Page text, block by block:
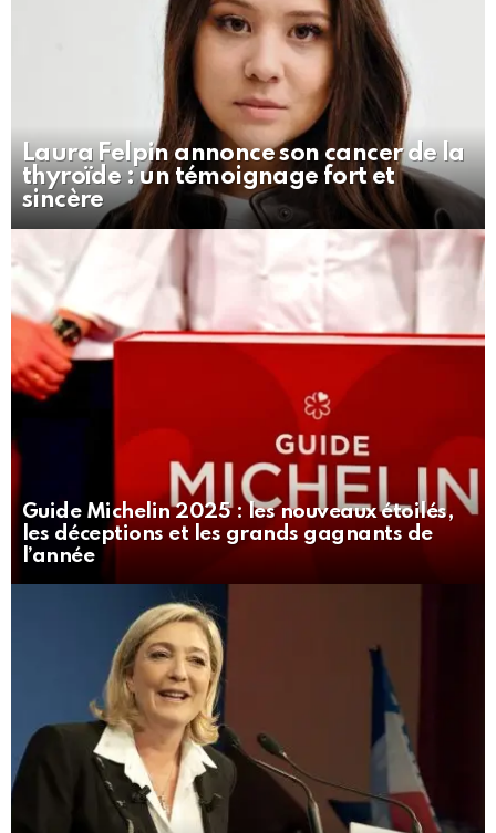
Laura Felpin annonce son cancer de la
thyroïde : un témoignage fort et
sincère
Guide Michelin 2025 : les nouveaux étoilés,
les déceptions et les grands gagnants de
l’année